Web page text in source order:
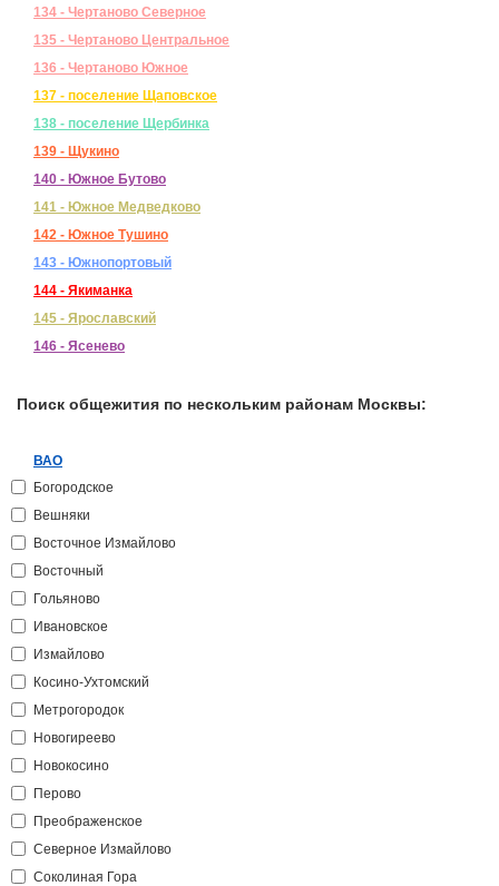
134 - Чертаново Северное
135 - Чертаново Центральное
136 - Чертаново Южное
137 - поселение Щаповское
138 - поселение Щербинка
139 - Щукино
140 - Южное Бутово
141 - Южное Медведково
142 - Южное Тушино
143 - Южнопортовый
144 - Якиманка
145 - Ярославский
146 - Ясенево
Поиск общежития по нескольким районам Москвы:
ВАО
Богородское
Вешняки
Восточное Измайлово
Восточный
Гольяново
Ивановское
Измайлово
Косино-Ухтомский
Метрогородок
Новогиреево
Новокосино
Перово
Преображенское
Северное Измайлово
Соколиная Гора